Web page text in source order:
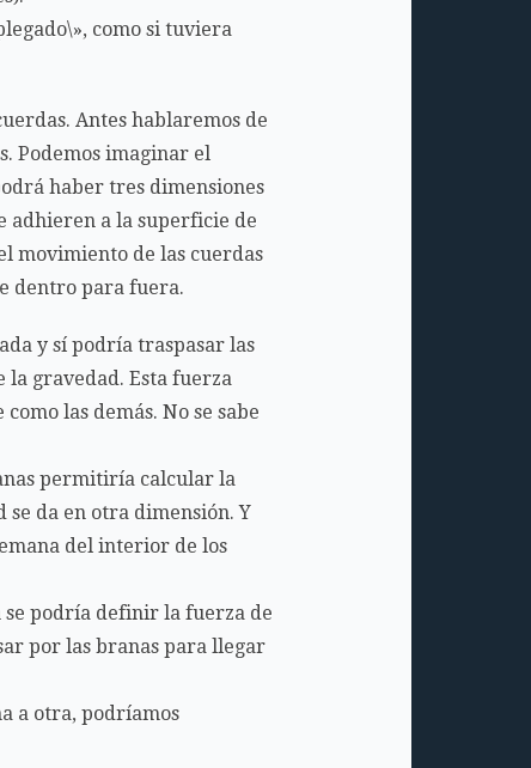
como si tuviera
Antes hablaremos de
Podemos imaginar el
haber tres dimensiones
adhieren a la superficie de
movimiento de las cuerdas
dentro para fuera.
y sí podría traspasar las
la gravedad. Esta fuerza
las demás. No se sabe
permitiría calcular la
da en otra dimensión. Y
del interior de los
se podría definir la fuerza de
por las branas para llegar
a otra, podríamos